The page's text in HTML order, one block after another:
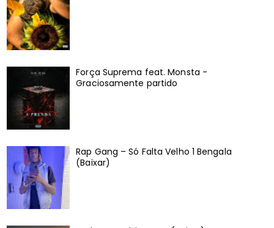
Força Suprema feat. Monsta -
Graciosamente partido
Rap Gang – Só Falta Velho 1 Bengala
(Baixar)